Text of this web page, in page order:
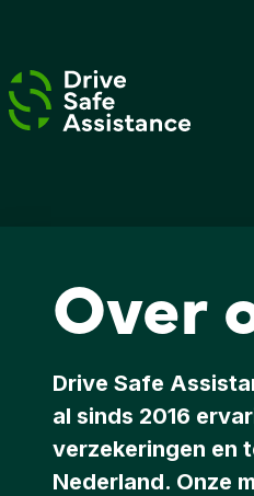
Over
Drive Safe
al sinds 2016
verzekeringen en
Nederland. Onze